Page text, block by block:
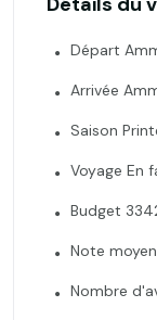
Départ
Arrivée
Saison
Voyage En
Budget
Note
Nombre